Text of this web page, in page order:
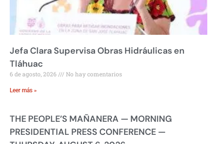
Jefa Clara Supervisa Obras Hidráulicas en
Tláhuac
6 de agosto, 2026 No hay comentarios
Leer más »
THE PEOPLE’S MAÑANERA — MORNING
PRESIDENTIAL PRESS CONFERENCE —